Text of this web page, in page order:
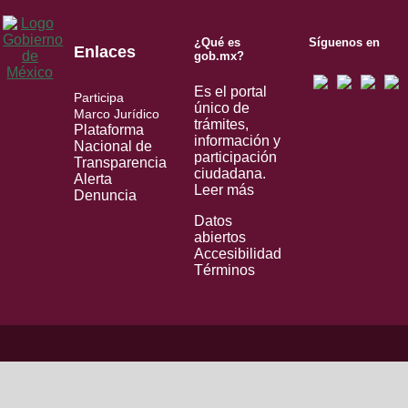
Enlaces
Participa
Marco Jurídico
Plataforma
Nacional de
Transparencia
Alerta
Denuncia
¿Qué es
gob.mx?
Es el portal
único de
trámites,
información y
participación
ciudadana.
Leer más
Datos
abiertos
Accesibilidad
Términos
Síguenos en